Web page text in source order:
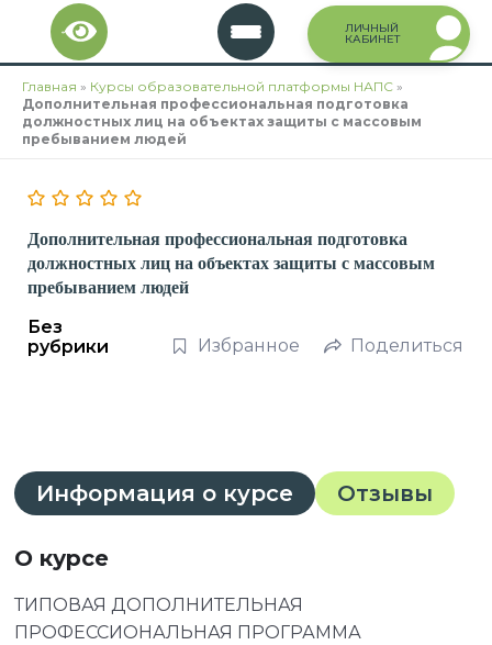
Перейти
содержимому
ЛИЧНЫЙ
КАБИНЕТ
Главная » Курсы образовательной платформы НАПС »
Дополнительная профессиональная подготовка
должностных лиц на объектах защиты с массовым
пребыванием людей
Дополнительная профессиональная подготовка
должностных лиц на объектах защиты с массовым
пребыванием людей
Без
рубрики
Избранное Поделиться
Информация о курсе Отзывы
О курсе
ТИПОВАЯ ДОПОЛНИТЕЛЬНАЯ
ПРОФЕССИОНАЛЬНАЯ ПРОГРАММА